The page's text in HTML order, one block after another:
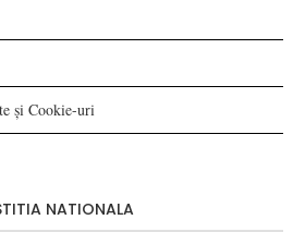
și Cookie-uri
NATIONALA